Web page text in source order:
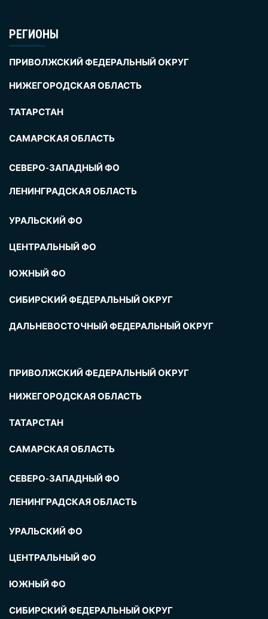
РЕГИОНЫ
ПРИВОЛЖСКИЙ ФЕДЕРАЛЬНЫЙ ОКРУГ
НИЖЕГОРОДСКАЯ ОБЛАСТЬ
ТАТАРСТАН
САМАРСКАЯ ОБЛАСТЬ
СЕВЕРО-ЗАПАДНЫЙ ФО
ЛЕНИНГРАДСКАЯ ОБЛАСТЬ
УРАЛЬСКИЙ ФО
ЦЕНТРАЛЬНЫЙ ФО
ЮЖНЫЙ ФО
СИБИРСКИЙ ФЕДЕРАЛЬНЫЙ ОКРУГ
ДАЛЬНЕВОСТОЧНЫЙ ФЕДЕРАЛЬНЫЙ ОКРУГ
ПРИВОЛЖСКИЙ ФЕДЕРАЛЬНЫЙ ОКРУГ
НИЖЕГОРОДСКАЯ ОБЛАСТЬ
ТАТАРСТАН
САМАРСКАЯ ОБЛАСТЬ
СЕВЕРО-ЗАПАДНЫЙ ФО
ЛЕНИНГРАДСКАЯ ОБЛАСТЬ
УРАЛЬСКИЙ ФО
ЦЕНТРАЛЬНЫЙ ФО
ЮЖНЫЙ ФО
СИБИРСКИЙ ФЕДЕРАЛЬНЫЙ ОКРУГ